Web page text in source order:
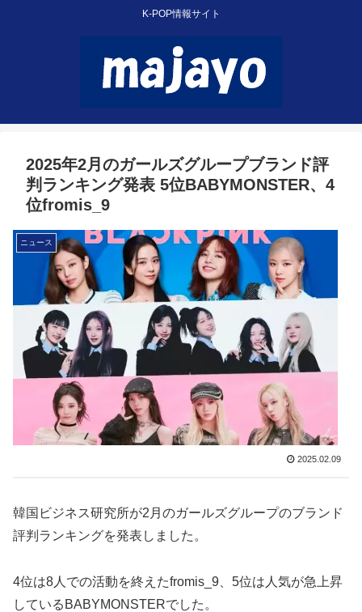
K-POP情報サイト
2025年2月のガールズグループブランド評
判ランキング発表 5位BABYMONSTER、4
位fromis_9
ニュース
2025.02.09
韓国ビジネス研究所が2月のガールズグループのブランド
評判ランキングを発表しました。
4位は8人での活動を終えたfromis_9、5位は人気が急上昇
しているBABYMONSTERでした。